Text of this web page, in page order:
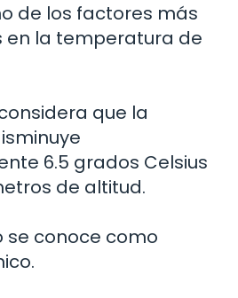
de los factores más
la temperatura de
que la
6.5 grados Celsius
de altitud.
se conoce como